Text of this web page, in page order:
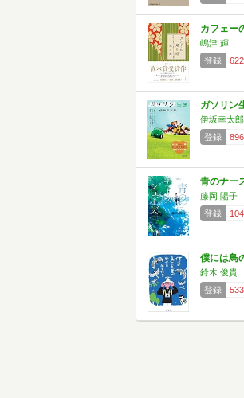
カフェー
嶋津 輝
登録
ガソリン
伊坂幸太郎
登録
青のナー
藤岡 陽子
登録
僕には鳥
鈴木 俊貴
登録